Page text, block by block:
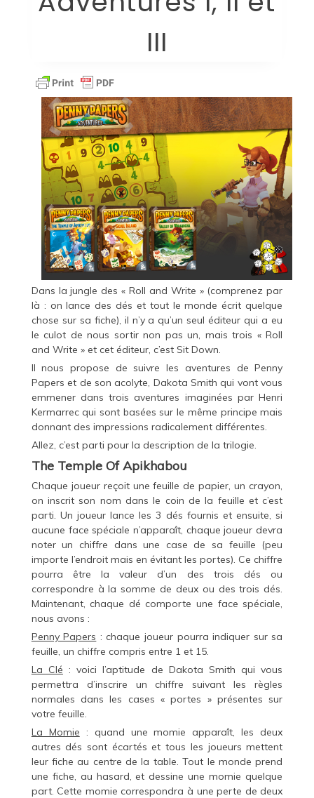
III
Dans la jungle des « Roll and Write » (comprenez par
là : on lance des dés et tout le monde écrit quelque
chose sur sa fiche), il n’y a qu’un seul éditeur qui a eu
le culot de nous sortir non pas un, mais trois « Roll
and Write » et cet éditeur, c’est Sit Down.
Il nous propose de suivre les aventures de Penny
Papers et de son acolyte, Dakota Smith qui vont vous
emmener dans trois aventures imaginées par Henri
Kermarrec qui sont basées sur le même principe mais
donnant des impressions radicalement différentes.
Allez, c’est parti pour la description de la trilogie.
The Temple Of Apikhabou
Chaque joueur reçoit une feuille de papier, un crayon,
on inscrit son nom dans le coin de la feuille et c’est
parti. Un joueur lance les 3 dés fournis et ensuite, si
aucune face spéciale n’apparaît, chaque joueur devra
noter un chiffre dans une case de sa feuille (peu
importe l’endroit mais en évitant les portes). Ce chiffre
pourra être la valeur d’un des trois dés ou
correspondre à la somme de deux ou des trois dés.
Maintenant, chaque dé comporte une face spéciale,
nous avons :
Penny Papers : chaque joueur pourra indiquer sur sa
feuille, un chiffre compris entre 1 et 15.
La Clé : voici l’aptitude de Dakota Smith qui vous
permettra d’inscrire un chiffre suivant les règles
normales dans les cases « portes » présentes sur
votre feuille.
La Momie : quand une momie apparaît, les deux
autres dés sont écartés et tous les joueurs mettent
leur fiche au centre de la table. Tout le monde prend
une fiche, au hasard, et dessine une momie quelque
part. Cette momie correspondra à une perte de deux